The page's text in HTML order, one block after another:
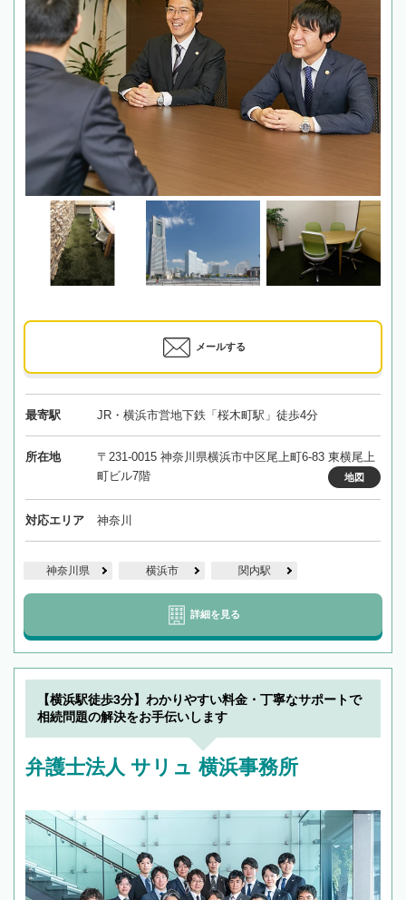
メールする
最寄駅 JR・横浜市営地下鉄「桜木町駅」徒歩4分
所在地
〒231-0015 神奈川県横浜市中区尾上町6-83 東横尾上
町ビル7階
地図
対応エリア 神奈川
神奈川県 横浜市 関内駅
詳細を見る
【横浜駅徒歩3分】わかりやすい料金・丁寧なサポートで
相続問題の解決をお手伝いします
弁護士法人 サリュ 横浜事務所